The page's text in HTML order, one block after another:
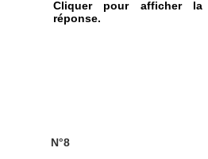
Cliquer pour afficher la
réponse.
N°8